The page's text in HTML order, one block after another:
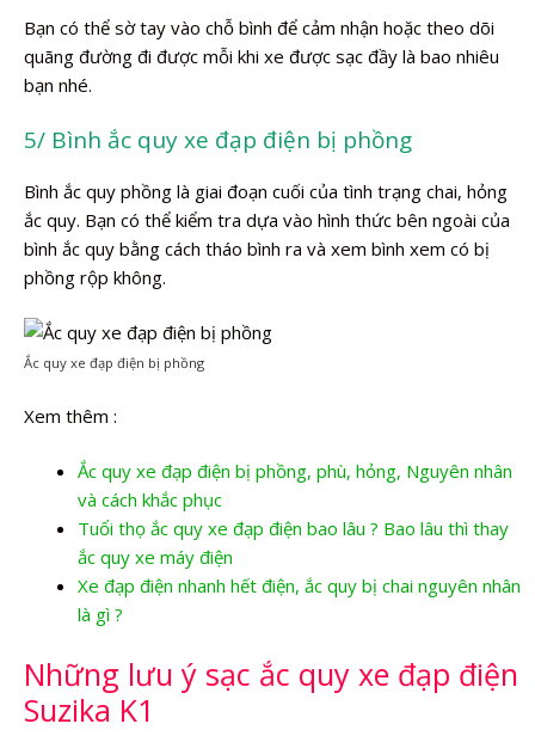
Bạn có thể sờ tay vào chỗ bình để cảm nhận hoặc theo dõi
quãng đường đi được mỗi khi xe được sạc đầy là bao nhiêu
bạn nhé.
5/ Bình ắc quy xe đạp điện bị phồng
Bình ắc quy phồng là giai đoạn cuối của tình trạng chai, hỏng
ắc quy. Bạn có thể kiểm tra dựa vào hình thức bên ngoài của
bình ắc quy bằng cách tháo bình ra và xem bình xem có bị
phồng rộp không.
Ắc quy xe đạp điện bị phồng
Xem thêm :
Ắc quy xe đạp điện bị phồng, phù, hỏng, Nguyên nhân
và cách khắc phục
Tuổi thọ ắc quy xe đạp điện bao lâu ? Bao lâu thì thay
ắc quy xe máy điện
Xe đạp điện nhanh hết điện, ắc quy bị chai nguyên nhân
là gì ?
Những lưu ý sạc ắc quy xe đạp điện
Suzika K1